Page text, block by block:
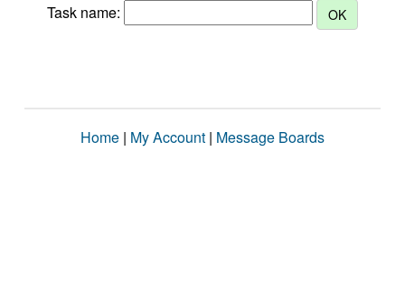
Task name:
Home | My Account | Message Boards